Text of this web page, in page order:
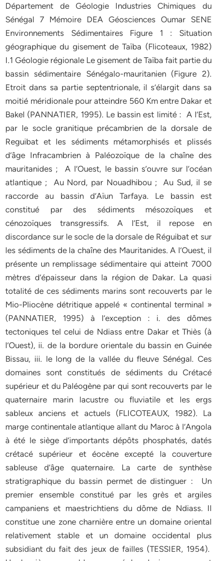
Département de Géologie Industries Chimiques du
Sénégal 7 Mémoire DEA Géosciences Oumar SENE
Environnements Sédimentaires Figure 1 : Situation
géographique du gisement de Taïba (Flicoteaux, 1982)
I.1 Géologie régionale Le gisement de Taïba fait partie du
bassin sédimentaire Sénégalo-mauritanien (Figure 2).
Etroit dans sa partie septentrionale, il s’élargit dans sa
moitié méridionale pour atteindre 560 Km entre Dakar et
Bakel (PANNATIER, 1995). Le bassin est limité : A l’Est,
par le socle granitique précambrien de la dorsale de
Reguibat et les sédiments métamorphisés et plissés
d’âge Infracambrien à Paléozoïque de la chaîne des
mauritanides ; A l’Ouest, le bassin s’ouvre sur l’océan
atlantique ; Au Nord, par Nouadhibou ; Au Sud, il se
raccorde au bassin d’Aïun Tarfaya. Le bassin est
constitué par des sédiments mésozoïques et
cénozoïques transgressifs. A l’Est, il repose en
discordance sur le socle de la dorsale de Réguibat et sur
les sédiments de la chaîne des Mauritanides. A l’Ouest, il
présente un remplissage sédimentaire qui atteint 7000
mètres d’épaisseur dans la région de Dakar. La quasi
totalité de ces sédiments marins sont recouverts par le
Mio-Pliocène détritique appelé « continental terminal »
(PANNATIER, 1995) à l’exception : i. des dômes
tectoniques tel celui de Ndiass entre Dakar et Thiès (à
l’Ouest), ii. de la bordure orientale du bassin en Guinée
Bissau, iii. le long de la vallée du fleuve Sénégal. Ces
domaines sont constitués de sédiments du Crétacé
supérieur et du Paléogène par qui sont recouverts par le
quaternaire marin lacustre ou fluviatile et les ergs
sableux anciens et actuels (FLICOTEAUX, 1982). La
marge continentale atlantique allant du Maroc à l’Angola
à été le siège d’importants dépôts phosphatés, datés
crétacé supérieur et éocène excepté la couverture
sableuse d’âge quaternaire. La carte de synthèse
stratigraphique du bassin permet de distinguer : Un
premier ensemble constitué par les grès et argiles
campaniens et maestrichtiens du dôme de Ndiass. Il
constitue une zone charnière entre un domaine oriental
relativement stable et un domaine occidental plus
subsidiant du fait des jeux de failles (TESSIER, 1954).